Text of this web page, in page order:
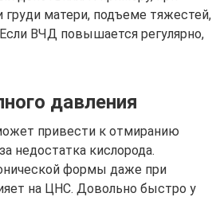
матери, подъеме тяжестей,
ВЧД повышается регулярно,
давления
привести к отмиранию
недостатка кислорода.
формы даже при
на ЦНС. Довольно быстро у